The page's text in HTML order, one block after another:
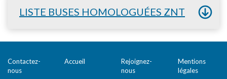
LISTE BUSES HOMOLOGUÉES ZNT
Contactez-
nous
Accueil
Rejoignez-
nous
Mentions
légales